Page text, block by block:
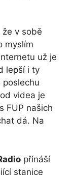
v sobě
myslím
už je
lepší i ty
videa je
FUP našich
dá. Na
přináší
stanice